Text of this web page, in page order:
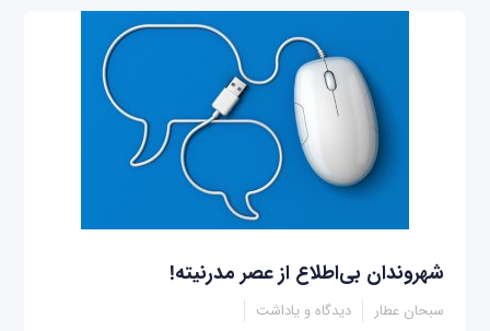
شهروندان بی‌اطلاع از عصر مدرنیته!
سبحان عطار دیدگاه و یاداشت